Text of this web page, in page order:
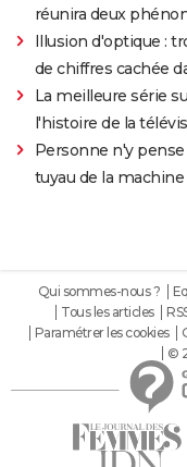
réunira deux
Illusion d'optique :
de chiffres cachée
La meilleure série
l'histoire de la
Personne n'y
tuyau de la
Qui sommes-nous ?
Tous les articles
Paramétrer les cookies
©